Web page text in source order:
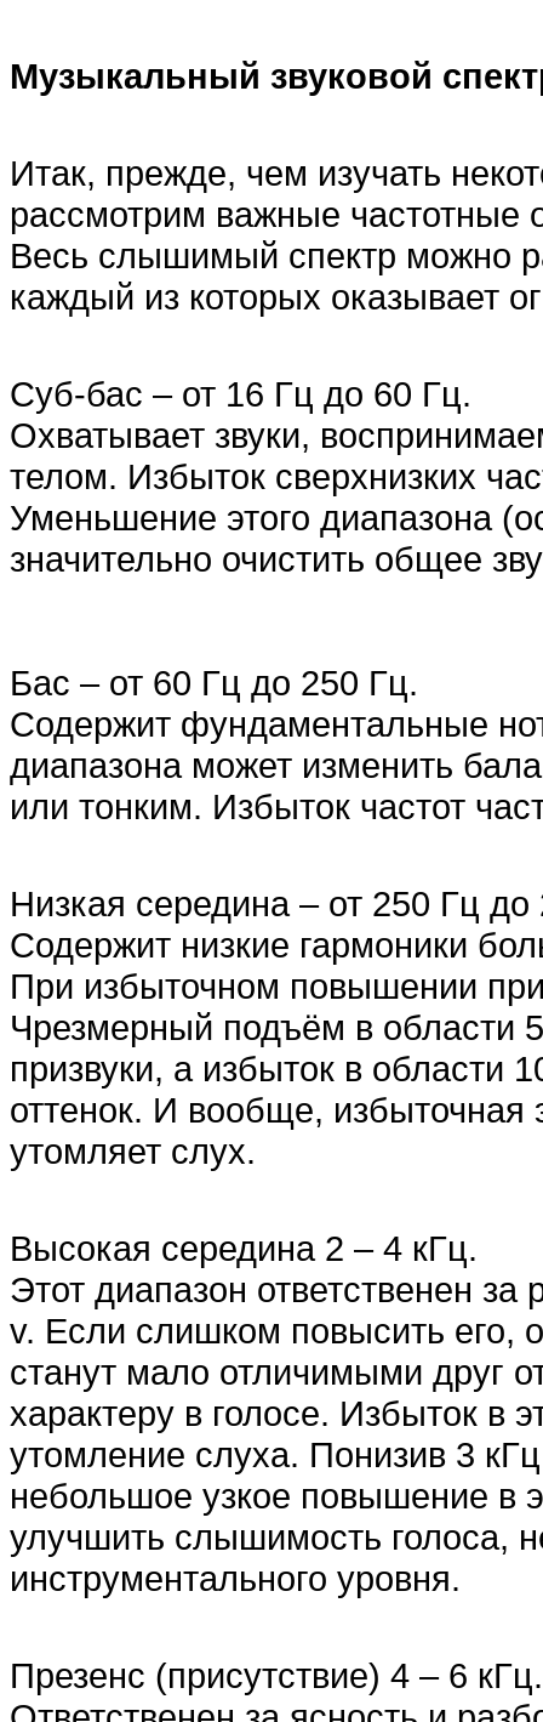
Музыкальный звуковой
Итак, прежде, чем изучать
рассмотрим важные частотные
Весь слышимый спектр можно
каждый из которых оказывает
Суб-бас – от 16 Гц до 60 Гц.
Охватывает звуки,
телом. Избыток сверхнизких
Уменьшение этого диапазона
значительно очистить общее
Бас – от 60 Гц до 250 Гц.
Содержит фундаментальные
диапазона может изменить
или тонким. Избыток частот
Низкая середина – от 250 Гц до
Содержит низкие гармоники
При избыточном повышении
Чрезмерный подъём в области
призвуки, а избыток в области
оттенок. И вообще, избыточная
утомляет слух.
Высокая середина 2 – 4 кГц.
Этот диапазон ответственен
v. Если слишком повысить его,
станут мало отличимыми друг
характеру в голосе. Избыток в
утомление слуха. Понизив 3
небольшое узкое повышение в
улучшить слышимость голоса,
инструментального уровня.
Презенс (присутствие) 4 – 6 кГц.